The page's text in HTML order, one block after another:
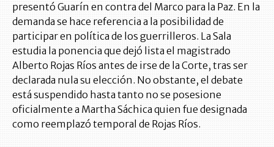
presentó Guarín en contra del Marco para la Paz. En la
demanda se hace referencia a la posibilidad de
participar en política de los guerrilleros. La Sala
estudia la ponencia que dejó lista el magistrado
Alberto Rojas Ríos antes de irse de la Corte, tras ser
declarada nula su elección. No obstante, el debate
está suspendido hasta tanto no se posesione
oficialmente a Martha Sáchica quien fue designada
como reemplazó temporal de Rojas Ríos.